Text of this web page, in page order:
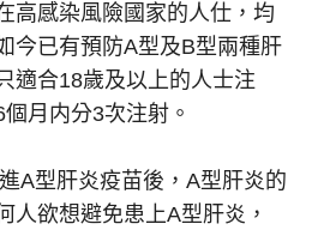
高感染風險國家的人仕，均
今已有預防A型及B型兩種肝
適合18歲及以上的人士注
月内分3次注射。
A型肝炎疫苗後，A型肝炎的
人欲想避免患上A型肝炎，